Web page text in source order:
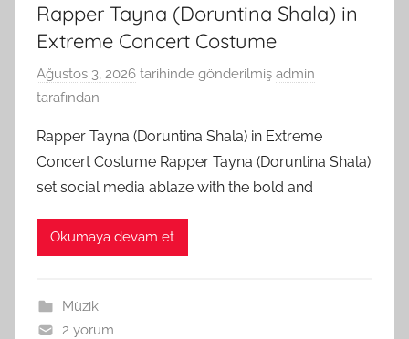
Rapper Tayna (Doruntina Shala) in
Extreme Concert Costume
Ağustos 3, 2026 tarihinde gönderilmiş admin
tarafından
Rapper Tayna (Doruntina Shala) in Extreme
Concert Costume Rapper Tayna (Doruntina Shala)
set social media ablaze with the bold and
Okumaya devam et
Müzik
2 yorum